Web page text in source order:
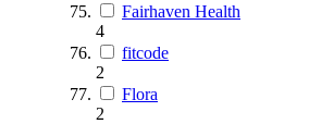
Fairhaven Health
4
fitcode
2
Flora
2